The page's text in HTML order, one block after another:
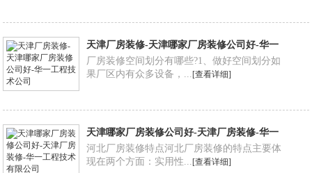
天津厂房装修-天津哪家厂房装修公司好-华一
工程技术公司
厂房装修空间划分有哪些?1、做好空间划分如
果厂区内有众多设备，...[查看详细]
天津哪家厂房装修公司好-天津厂房装修-华一
工程技术有限公司
河北厂房装修特点河北厂房装修的特点主要体
现在两个方面：实用性...[查看详细]